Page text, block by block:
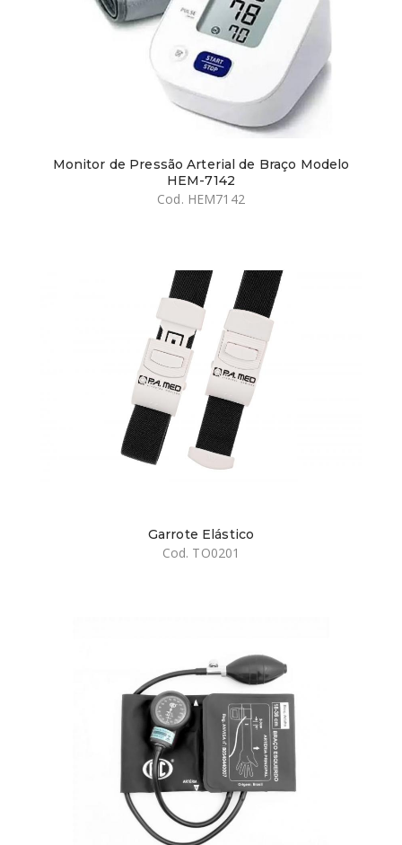
Monitor de Pressão Arterial de Braço Modelo
HEM-7142
Cod. HEM7142
Garrote Elástico
Cod. TO0201